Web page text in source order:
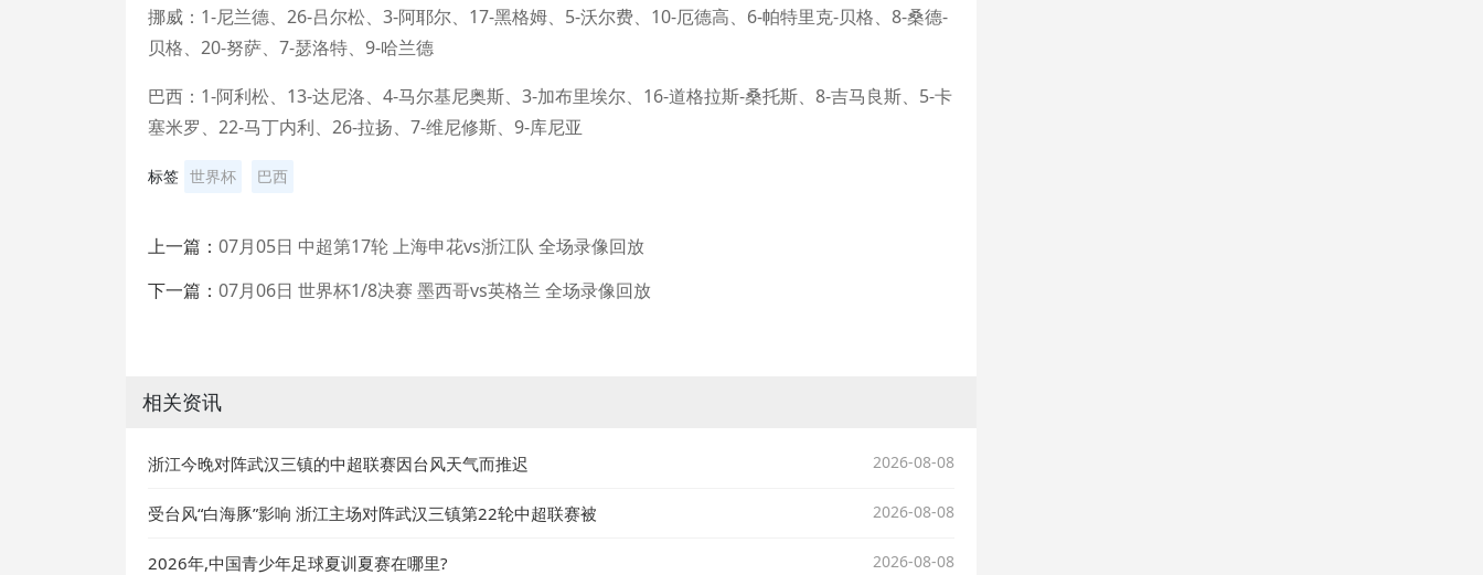
挪威：1-尼兰德、26-吕尔松、3-阿耶尔、17-黑格姆、5-沃尔费、10-厄德高、6-帕特里克-贝格、8-桑德-
贝格、20-努萨、7-瑟洛特、9-哈兰德
巴西：1-阿利松、13-达尼洛、4-马尔基尼奥斯、3-加布里埃尔、16-道格拉斯-桑托斯、8-吉马良斯、5-卡
塞米罗、22-马丁内利、26-拉扬、7-维尼修斯、9-库尼亚
标签 世界杯 巴西
上一篇： 07月05日 中超第17轮 上海申花vs浙江队 全场录像回放
下一篇： 07月06日 世界杯1/8决赛 墨西哥vs英格兰 全场录像回放
相关资讯
浙江今晚对阵武汉三镇的中超联赛因台风天气而推迟 2026-08-08
受台风“白海豚”影响 浙江主场对阵武汉三镇第22轮中超联赛被 2026-08-08
2026年,中国青少年足球夏训夏赛在哪里? 2026-08-08